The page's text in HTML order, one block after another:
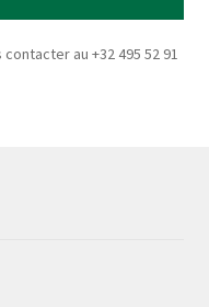
au +32 495 52 91